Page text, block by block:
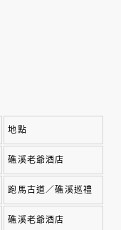
地點
礁溪老爺酒店
跑馬古道／礁溪巡禮
礁溪老爺酒店